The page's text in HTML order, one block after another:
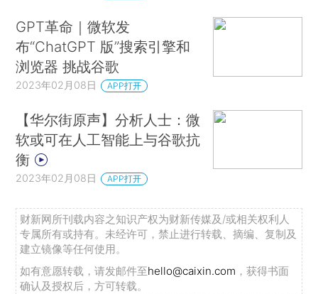
GPT革命｜微软发
布“ChatGPT 版”搜索引擎和
浏览器 挑战谷歌
2023年02月08日 APP打开
【华尔街原声】分析人士：微
软或可在人工智能上与谷歌抗
衡
2023年02月08日 APP打开
财新网所刊载内容之知识产权为财新传媒及/或相关权利人
专属所有或持有。未经许可，禁止进行转载、摘编、复制及
建立镜像等任何使用。
如有意愿转载，请发邮件至hello@caixin.com ，获得书面
确认及授权后，方可转载。